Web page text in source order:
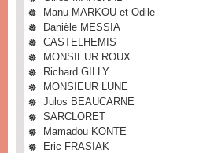
Manu MARKOU et Odile
Danièle MESSIA
CASTELHEMIS
MONSIEUR ROUX
Richard GILLY
MONSIEUR LUNE
Julos BEAUCARNE
SARCLORET
Mamadou KONTE
Eric FRASIAK